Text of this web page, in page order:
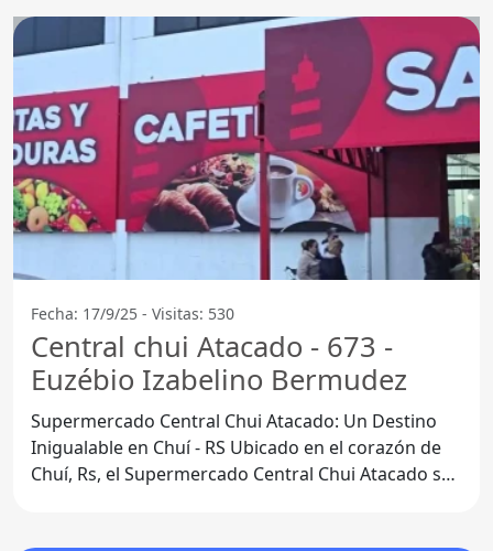
Fecha: 17/9/25 - Visitas: 530
Central chui Atacado - 673 -
Euzébio Izabelino Bermudez
Supermercado Central Chui Atacado: Un Destino
Inigualable en Chuí - RS Ubicado en el corazón de
Chuí, Rs, el Supermercado Central Chui Atacado se